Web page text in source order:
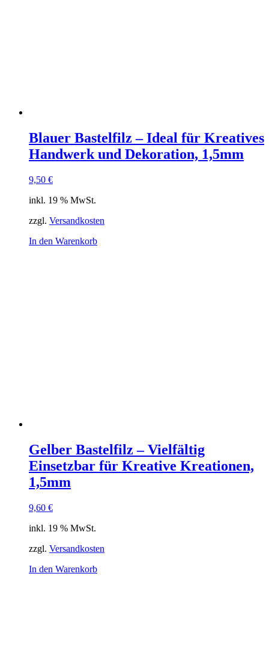
Blauer Bastelfilz – Ideal für Kreatives
Handwerk und Dekoration, 1,5mm
9,50 €
inkl. 19 % MwSt.
zzgl. Versandkosten
In den Warenkorb
Gelber Bastelfilz – Vielfältig
Einsetzbar für Kreative Kreationen,
1,5mm
9,60 €
inkl. 19 % MwSt.
zzgl. Versandkosten
In den Warenkorb